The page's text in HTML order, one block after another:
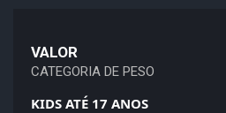
VALOR
CATEGORIA DE PESO
KIDS ATÉ 17 ANOS